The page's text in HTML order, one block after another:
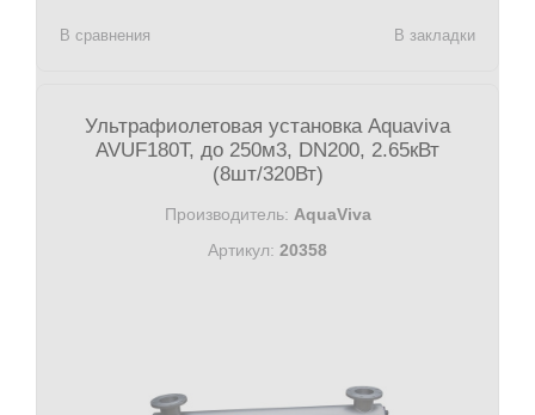
В сравнения В закладки
Ультрафиолетовая установка Aquaviva
AVUF180T, до 250м3, DN200, 2.65кВт
(8шт/320Вт)
Производитель: AquaViva
Артикул: 20358